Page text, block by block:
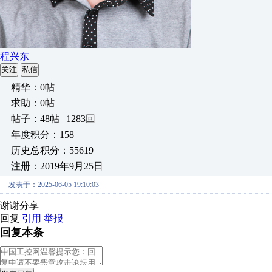
程兴东
关注 私信
精华：0帖
求助：0帖
帖子：48帖 | 1283回
年度积分：158
历史总积分：55619
注册：2019年9月25日
发表于：2025-06-05 19:10:03
谢谢分享
回复 引用 举报
回复本条